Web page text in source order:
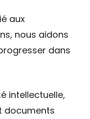
aux
nous aidons
dans
intellectuelle,
documents